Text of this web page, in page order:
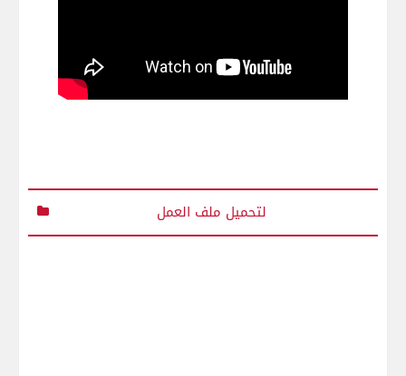
لتحميل ملف العمل